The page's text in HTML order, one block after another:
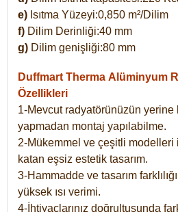
e) Isıtma Yüzeyi:0,850 m²/Dilim
f) Dilim Derinliği:40 mm
g) Dilim genişliği:80 mm
Duffmart Therma Alüminyum
Özellikleri
1-Mevcut radyatörünüzün
yapmadan montaj yapılabilme.
2-Mükemmel ve çeşitli
katan eşsiz estetik tasarım.
3-Hammadde ve tasarım
yüksek ısı verimi.
4-İhtiyaçlarınız doğrultusunda